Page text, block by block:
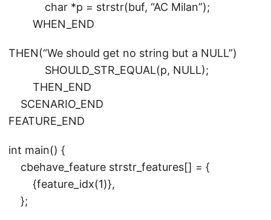
char *p = strstr(buf, “AC Milan”);
WHEN_END
THEN(“We should get no string but a NULL”)
SHOULD_STR_EQUAL(p, NULL);
THEN_END
SCENARIO_END
FEATURE_END
int main() {
cbehave_feature strstr_features[] = {
{feature_idx(1)},
};